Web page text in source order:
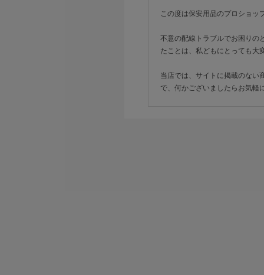
この度は保安用品のプロショ
不意の配線トラブルでお困りの
たことは、私どもにとっても大
当店では、サイトに掲載のない
で、何かございましたらお気軽